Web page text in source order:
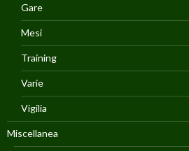
Gare
Mesi
Training
Varie
Vigilia
Miscellanea